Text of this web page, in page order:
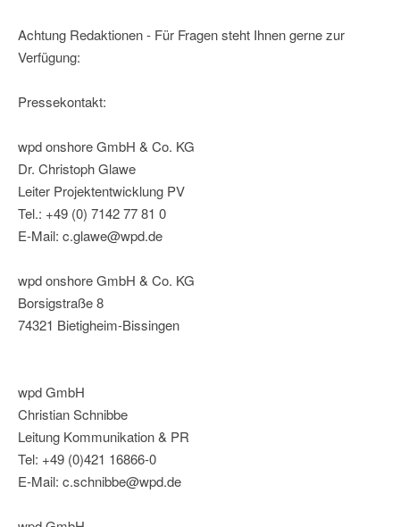
Achtung Redaktionen - Für Fragen steht Ihnen gerne zur
Verfügung:
Pressekontakt:
wpd onshore GmbH & Co. KG
Dr. Christoph Glawe
Leiter Projektentwicklung PV
Tel.: +49 (0) 7142 77 81 0
E-Mail: c.glawe@wpd.de
wpd onshore GmbH & Co. KG
Borsigstraße 8
74321 Bietigheim-Bissingen
wpd GmbH
Christian Schnibbe
Leitung Kommunikation & PR
Tel: +49 (0)421 16866-0
E-Mail: c.schnibbe@wpd.de